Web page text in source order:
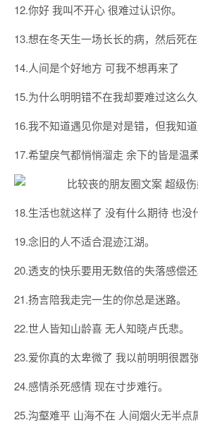
12.你好 我叫不开心 很难过认识你。
13.想在冬天生一场长长的病，然后死
14.人间是个好地方 可我不想再来了
15.为什么明明错不在我却要难过这么久
16.我不知道遇见你是对是错，但我知道
17.希望戾气都悄悄溜走 余下的皆是温
18.生活也就这样了 没有什么期待 也没
19.念旧的人不适合混迹江湖。
20.透支的快乐要用无数倍的失落感偿还
21.扬言陪我走完一生的你总是迷路。
22.世人皆知山龄喜 无人知晓卢氏悲。
23.爱你真的太卑微了 我以前明明很嚣
24.感情杀死感情 现在寸步难行。
25.沟壑难平 山海不在 人间烟火无半点